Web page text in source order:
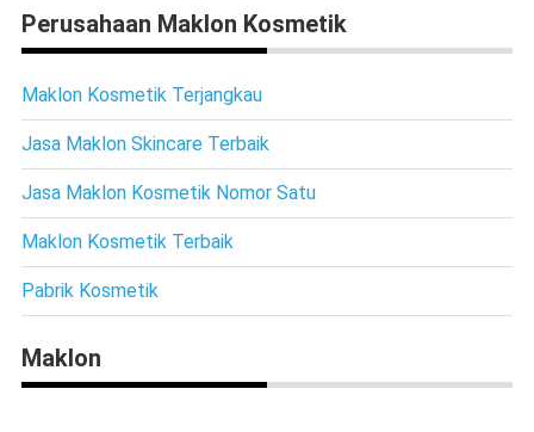
Perusahaan Maklon Kosmetik
Maklon Kosmetik Terjangkau
Jasa Maklon Skincare Terbaik
Jasa Maklon Kosmetik Nomor Satu
Maklon Kosmetik Terbaik
Pabrik Kosmetik
Maklon